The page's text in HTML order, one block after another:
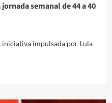
semanal de 44 a 40
iniciativa impulsada por Lula